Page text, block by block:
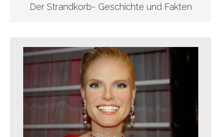
Der Strandkorb- Geschichte und Fakten